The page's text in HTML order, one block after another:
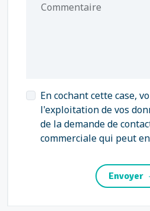
Commentaire
En cochant cette case,
l'exploitation de vos
de la demande de
commerciale qui peut
Envoyer